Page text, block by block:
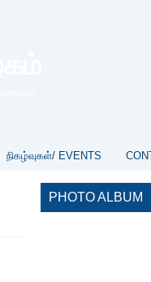
நிகழ்வுகள்/ EVENTS
PHOTO ALBUM